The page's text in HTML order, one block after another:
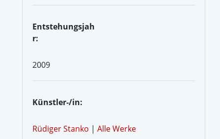
Entstehungsjah
r:
2009
Künstler-/in:
Rüdiger Stanko | Alle Werke